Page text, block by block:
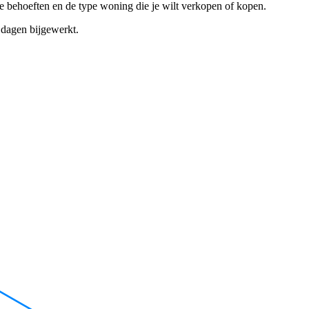
en de type woning die je wilt verkopen of kopen.
bijgewerkt.